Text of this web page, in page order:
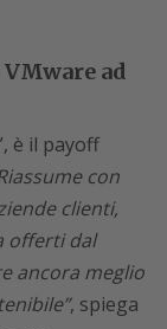
ad
è il payoff
con
clienti,
offerti dal
ancora meglio
, spiega